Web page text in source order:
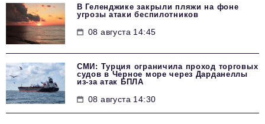
В Геленджике закрыли пляжи на фоне
угрозы атаки беспилотников
08 августа 14:45
СМИ: Турция ограничила проход торговых
судов в Черное море через Дарданеллы
из-за атак БПЛА
08 августа 14:30